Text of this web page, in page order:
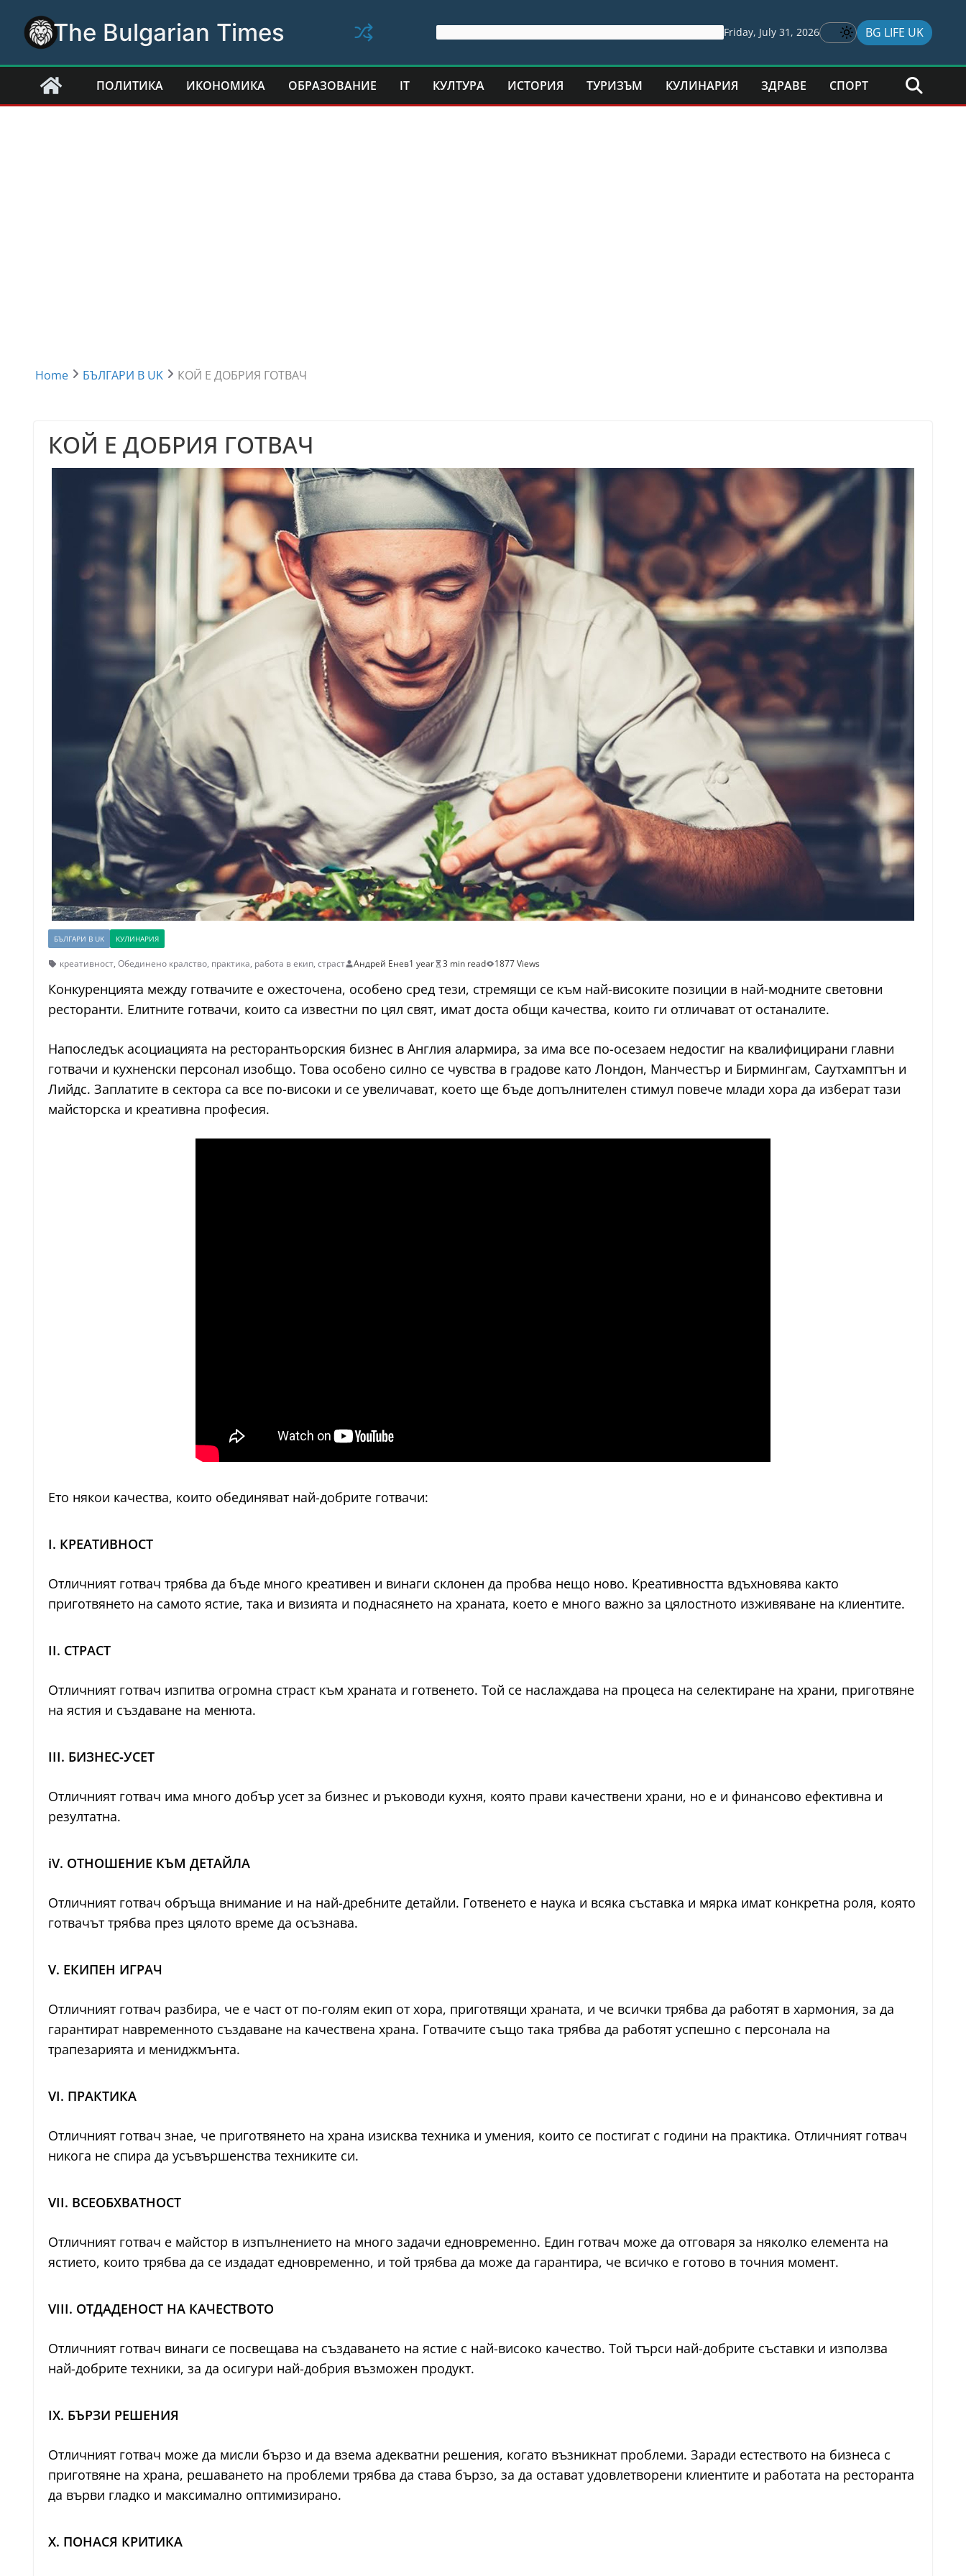
content
The Bulgarian Times Friday, July 31, 2026 BG LIFE UK
ПОЛИТИКА ИКОНОМИКА ОБРАЗОВАНИЕ IT КУЛТУРА ИСТОРИЯ ТУРИЗЪМ КУЛИНАРИЯ ЗДРАВЕ СПОРТ
Home БЪЛГАРИ В UK КОЙ Е ДОБРИЯ ГОТВАЧ
КОЙ Е ДОБРИЯ ГОТВАЧ
БЪЛГАРИ В UK КУЛИНАРИЯ
креативност, Обединено кралство, практика, работа в екип, страст Андрей Енев1 year 3 min read 1877 Views
Конкуренцията между готвачите е ожесточена, особено сред тези, стремящи се към най-високите позиции в най-модните световни
ресторанти. Елитните готвачи, които са известни по цял свят, имат доста общи качества, които ги отличават от останалите.
Напоследък асоциацията на ресторантьорския бизнес в Англия алармира, за има все по-осезаем недостиг на квалифицирани главни
готвачи и кухненски персонал изобщо. Това особено силно се чувства в градове като Лондон, Манчестър и Бирмингам, Саутхамптън и
Лийдс. Заплатите в сектора са все по-високи и се увеличават, което ще бъде допълнителен стимул повече млади хора да изберат тази
майсторска и креативна професия.
Ето някои качества, които обединяват най-добрите готвачи:
I. КРЕАТИВНОСТ
Отличният готвач трябва да бъде много креативен и винаги склонен да пробва нещо ново. Креативността вдъхновява както
приготвянето на самото ястие, така и визията и поднасянето на храната, което е много важно за цялостното изживяване на клиентите.
II. СТРАСТ
Отличният готвач изпитва огромна страст към храната и готвенето. Той се наслаждава на процеса на селектиране на храни, приготвяне
на ястия и създаване на менюта.
III. БИЗНЕС-УСЕТ
Отличният готвач има много добър усет за бизнес и ръководи кухня, която прави качествени храни, но е и финансово ефективна и
резултатна.
iV. ОТНОШЕНИЕ КЪМ ДЕТАЙЛА
Отличният готвач обръща внимание и на най-дребните детайли. Готвенето е наука и всяка съставка и мярка имат конкретна роля, която
готвачът трябва през цялото време да осъзнава.
V. ЕКИПЕН ИГРАЧ
Отличният готвач разбира, че е част от по-голям екип от хора, приготвящи храната, и че всички трябва да работят в хармония, за да
гарантират навременното създаване на качествена храна. Готвачите също така трябва да работят успешно с персонала на
трапезарията и мениджмънта.
VI. ПРАКТИКА
Отличният готвач знае, че приготвянето на храна изисква техника и умения, които се постигат с години на практика. Отличният готвач
никога не спира да усъвършенства техниките си.
VII. ВСЕОБХВАТНОСТ
Отличният готвач е майстор в изпълнението на много задачи едновременно. Един готвач може да отговаря за няколко елемента на
ястието, които трябва да се издадат едновременно, и той трябва да може да гарантира, че всичко е готово в точния момент.
VIII. ОТДАДЕНОСТ НА КАЧЕСТВОТО
Отличният готвач винаги се посвещава на създаването на ястие с най-високо качество. Той търси най-добрите съставки и използва
най-добрите техники, за да осигури най-добрия възможен продукт.
IX. БЪРЗИ РЕШЕНИЯ
Отличният готвач може да мисли бързо и да взема адекватни решения, когато възникнат проблеми. Заради естеството на бизнеса с
приготвяне на храна, решаването на проблеми трябва да става бързо, за да остават удовлетворени клиентите и работата на ресторанта
да върви гладко и максимално оптимизирано.
X. ПОНАСЯ КРИТИКА